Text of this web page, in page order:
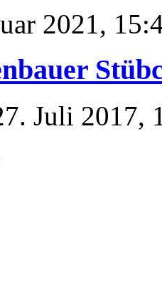
2021,
Juli 2017,